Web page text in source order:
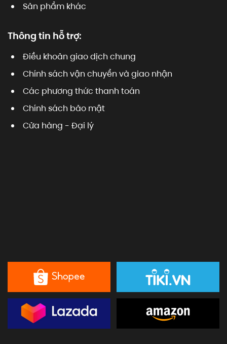
Sản phẩm khác
Thông tin hỗ trợ:
Điều khoản giao dịch chung
Chính sách vận chuyển và giao nhận
Các phương thức thanh toán
Chính sách bảo mật
Cửa hàng - Đại lý